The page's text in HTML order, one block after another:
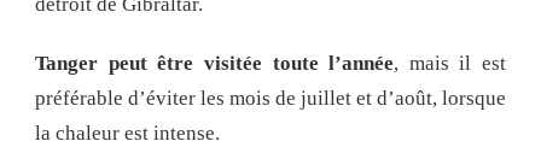
Tanger peut être visitée toute l’année, mais il est
préférable d’éviter les mois de juillet et d’août, lorsque
la chaleur est intense.